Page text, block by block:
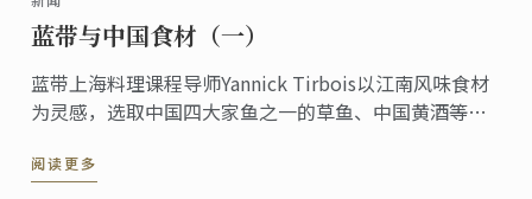
蓝带与中国食材（一）
蓝带上海料理课程导师Yannick Tirbois以江南风味食材
为灵感，选取中国四大家鱼之一的草鱼、中国黄酒等创
带与中国食材的创作故事。
阅读更多